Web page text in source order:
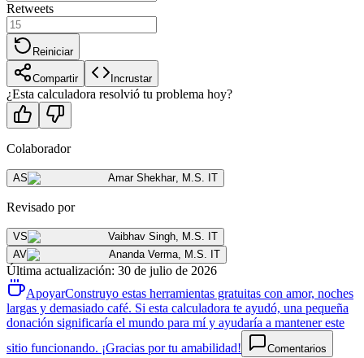
Retweets
Reiniciar
Compartir Incrustar
¿Esta calculadora resolvió tu problema hoy?
Colaborador
AS Amar Shekhar, M.S. IT
Revisado por
VS Vaibhav Singh M.S. IT
AV
Ananda Verma M.S. IT
Última actualización: 30 de julio de 2026
ApoyarConstruyo estas herramientas gratuitas con amor, noches
largas y demasiado café. Si esta calculadora te ayudó, una pequeña
donación significaría el mundo para mí y ayudaría a mantener este
sitio funcionando. ¡Gracias por tu amabilidad!
Comentarios